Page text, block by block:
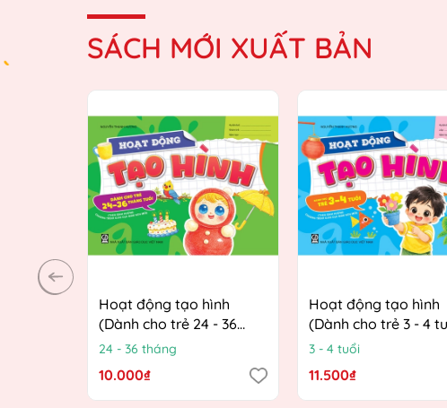
SÁCH MỚI XUẤT BẢN
Hoạt động tạo hình
(Dành cho trẻ 24 - 36
tháng tuổi) (Theo định
hướng Chương trình Giáo
dục mầm non mới)
24 - 36 tháng
10.000₫
Hoạt động tạo hình
(Dành cho trẻ 3 - 4
(Theo định hướng
mầm non mới)
3 - 4 tuổi
11.500₫